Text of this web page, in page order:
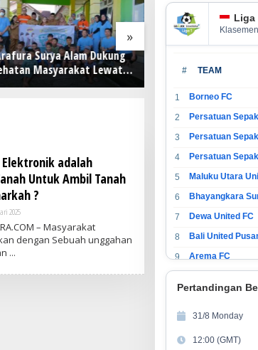
»
Surya Alam Dukung
Masyarakat Lewat
Massal di Kotabunan
Asia Selatan hingga
Terlengkap dari
adalah
Untuk Ambil Tanah
?
2025O
L
E
H
M
– Masyarakat
dengan Sebuah unggahan
Liga
Klasemen
# TEAM
1 Borneo FC
2
3
4
5
6
7
Dewa United FC
8
Bali United
9
Arema FC
0
1
2
Pertandingan
31/8 Monday
12:00 (GMT)